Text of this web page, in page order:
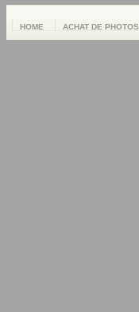
HOME ACHAT DE PHOTOS